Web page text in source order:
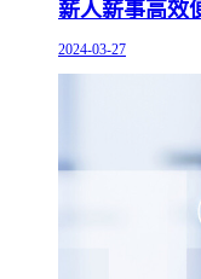
薪人薪事高效
2024-03-27